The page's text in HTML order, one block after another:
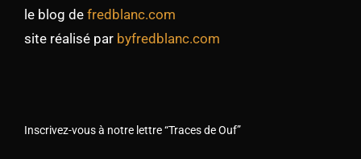
le blog de fredblanc.com
site réalisé par byfredblanc.com
Inscrivez-vous à notre lettre “Traces de Ouf”